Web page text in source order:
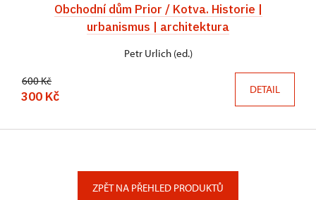
Obchodní dům Prior / Kotva. Historie |
urbanismus | architektura
Petr Urlich (ed.)
600 Kč
300 Kč DETAIL
ZPĚT NA PŘEHLED PRODUKTŮ